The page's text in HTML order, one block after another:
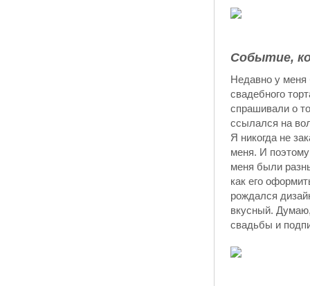
Событие,
Недавно у
свадебного
спрашивали о
ссылался на
Я никогда не
меня. И
меня были
как его
рождался
вкусный.
свадьбы и